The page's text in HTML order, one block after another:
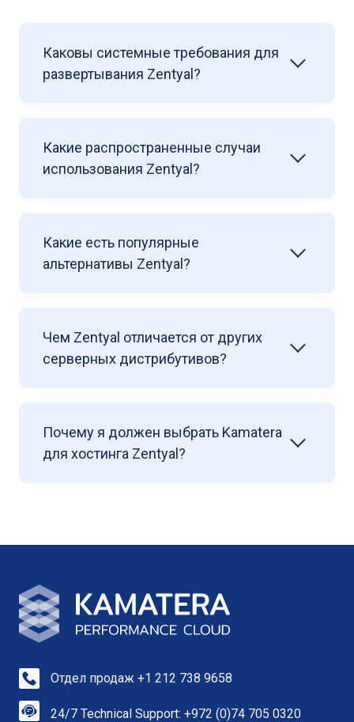
Каковы системные требования для
развертывания Zentyal?
Какие распространенные случаи
использования Zentyal?
Какие есть популярные
альтернативы Zentyal?
Чем Zentyal отличается от других
серверных дистрибутивов?
Почему я должен выбрать Kamatera
для хостинга Zentyal?
Отдел продаж +1 212 738 9658
24/7 Technical Support: +972 (0)74 705 0320